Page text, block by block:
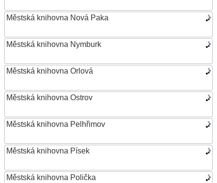
Městská knihovna Nová Paka
Městská knihovna Nymburk
Městská knihovna Orlová
Městská knihovna Ostrov
Městská knihovna Pelhřimov
Městská knihovna Písek
Městská knihovna Polička